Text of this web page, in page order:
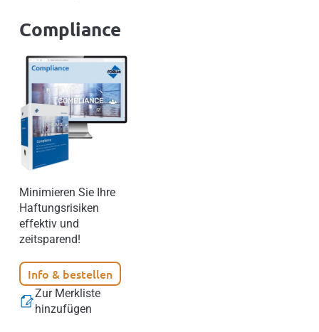
Compliance
Minimieren Sie Ihre
Haftungsrisiken
effektiv und
zeitsparend!
Info & bestellen
Zur Merkliste
hinzufügen